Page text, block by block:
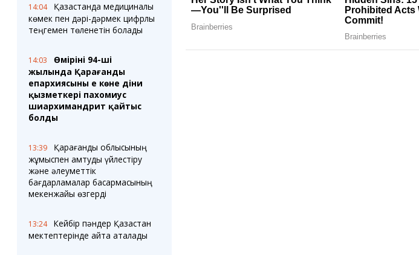
14:04
Қазақстанда медициналық
көмек пен дәрі-дәрмек цифрлық
теңгемен төленетін болады
14:03
Өмірінің 94-ші
жылында Қарағанды
епархиясының ең көне діни
қызметкері пахомиус
шиархимандрит қайтыс
болды
13:39
Қарағанды облысының
жұмыспен қамтуды үйлестіру
және әлеуметтік
бағдарламалар басқармасының
мекенжайы өзгерді
13:24
Кейбір пәндер Қазақстан
мектептерінде қайта аталады